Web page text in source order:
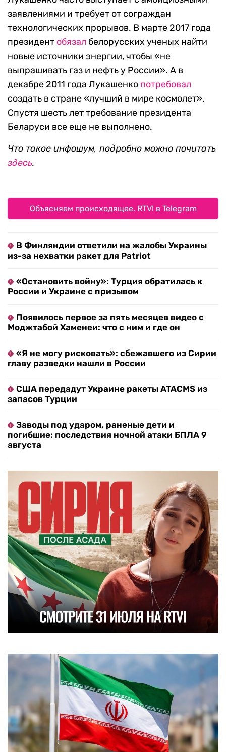
заявлениями и требует от сограждан
технологических прорывов. В марте 2017 года
президент обязал белорусских ученых найти
новые источники энергии, чтобы «не
выпрашивать газ и нефть у России». А в
декабре 2011 года Лукашенко потребовал
создать в стране «лучший в мире космолет».
Спустя шесть лет требование президента
Беларуси все еще не выполнено.
Что такое инфошум, подробно можно почитать
здесь.
Объясняем происходящее. RTVI в Telegram
В Финляндии ответили на жалобы Украины
из-за нехватки ракет для Patriot
«Остановить войну»: Турция обратилась к
России и Украине с призывом
Появилось первое за пять месяцев видео с
Моджтабой Хаменеи: что с ним и где он
«Я не могу рисковать»: сбежавшего из Сирии
главу разведки нашли в России
США передадут Украине ракеты ATACMS из
запасов Турции
Заводы под ударом, раненые дети и
погибшие: последствия ночной атаки БПЛА 9
августа